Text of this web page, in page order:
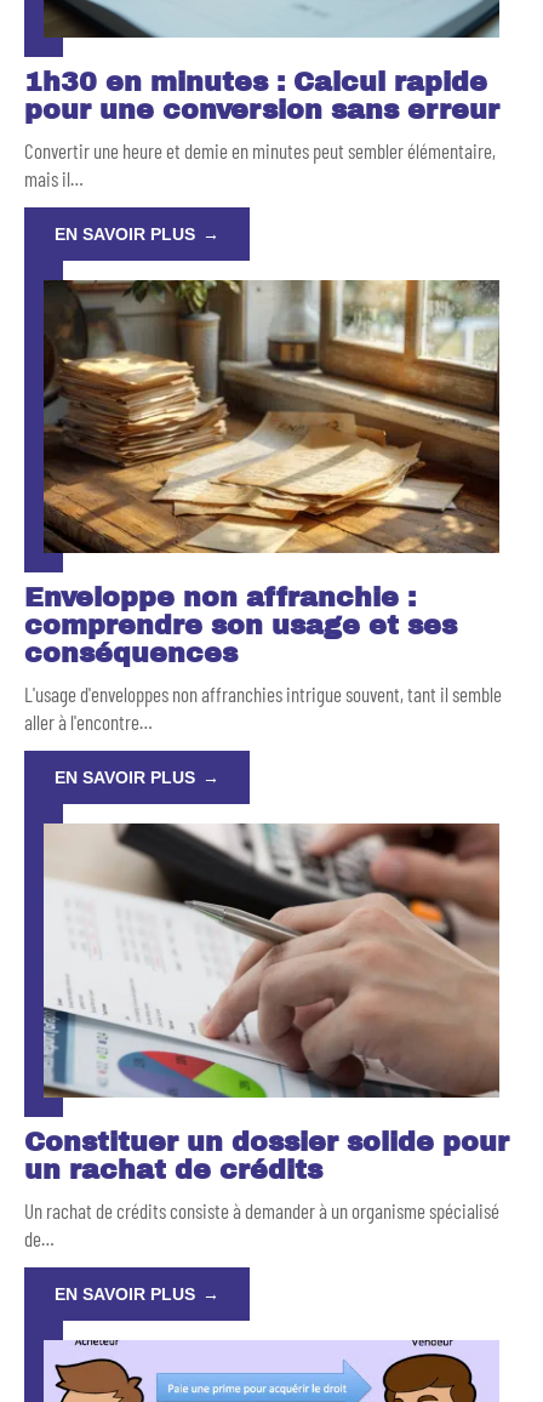
1h30 en minutes : Calcul rapide
pour une conversion sans erreur
Convertir une heure et demie en minutes peut sembler élémentaire,
mais il…
EN SAVOIR PLUS
Enveloppe non affranchie :
comprendre son usage et ses
conséquences
L'usage d'enveloppes non affranchies intrigue souvent, tant il semble
aller à l'encontre…
EN SAVOIR PLUS
Constituer un dossier solide pour
un rachat de crédits
Un rachat de crédits consiste à demander à un organisme spécialisé
de…
EN SAVOIR PLUS